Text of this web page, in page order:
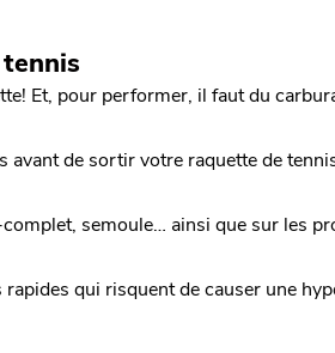
Et, pour performer, il faut du
avant de sortir votre raquette de
semoule… ainsi que sur les
qui risquent de causer une